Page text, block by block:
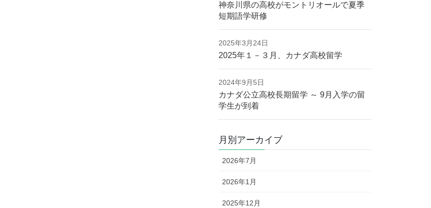
神奈川県の高校がモントリオールで夏季
短期語学研修
2025年3月24日
2025年１－３月、カナダ高校留学
2024年9月5日
カナダ公立高校長期留学 ～ 9月入学の留
学生が到着
月別アーカイブ
2026年7月
2026年1月
2025年12月